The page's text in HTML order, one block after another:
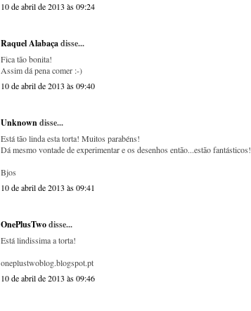
10 de abril de 2013 às 09:24
Raquel Alabaçadisse...
Fica tão bonita!
Assim dá pena comer :-)
10 de abril de 2013 às 09:40
Unknowndisse...
Está tão linda esta torta! Muitos parabéns!
Dá mesmo vontade de experimentar e os desenhos então...estão
Bjos
10 de abril de 2013 às 09:41
OnePlusTwodisse...
Está lindissima a torta!
oneplustwoblog.blogspot.pt
10 de abril de 2013 às 09:46